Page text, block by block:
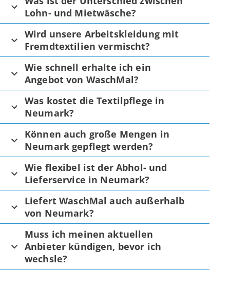
Lohn- und Mietwäsche?
Wird unsere Arbeitskleidung mit
Fremdtextilien vermischt?
Wie schnell erhalte ich ein
Angebot von WaschMal?
Was kostet die Textilpflege in
Neumark?
Können auch große Mengen in
Neumark gepflegt werden?
Wie flexibel ist der Abhol- und
Lieferservice in Neumark?
Liefert WaschMal auch außerhalb
von Neumark?
Muss ich meinen aktuellen
Anbieter kündigen, bevor ich
wechsle?